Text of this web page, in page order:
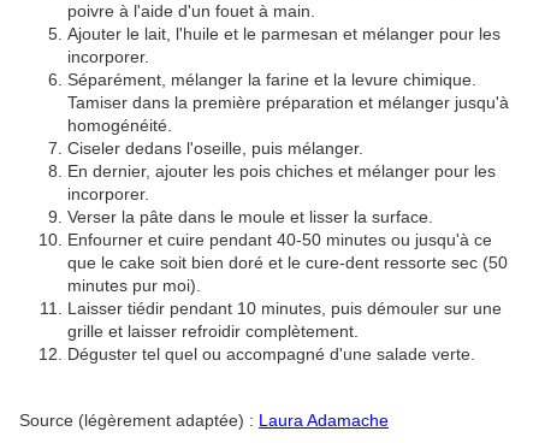
poivre à l'aide d'un fouet à main.
Ajouter le lait, l'huile et le parmesan et mélanger pour les
incorporer.
Séparément, mélanger la farine et la levure chimique.
Tamiser dans la première préparation et mélanger jusqu'à
homogénéité.
Ciseler dedans l'oseille, puis mélanger.
En dernier, ajouter les pois chiches et mélanger pour les
incorporer.
Verser la pâte dans le moule et lisser la surface.
Enfourner et cuire pendant 40-50 minutes ou jusqu'à ce
que le cake soit bien doré et le cure-dent ressorte sec (50
minutes pur moi).
Laisser tiédir pendant 10 minutes, puis démouler sur une
grille et laisser refroidir complètement.
Déguster tel quel ou accompagné d'une salade verte.
Source (légèrement adaptée) : Laura Adamache